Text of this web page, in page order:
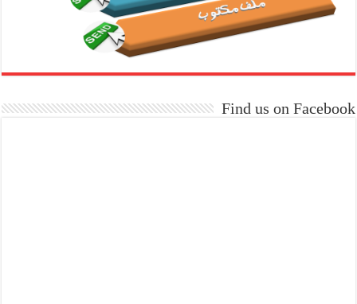
Find us on Facebook